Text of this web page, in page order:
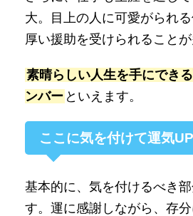
大。目上の人に可愛がられ
厚い援助を受けられることが
素晴らしい人生を手にでき
ンバー といえます。
ここに気を付けて運気UP
基本的に、気を付けるべき
す。運に感謝しながら、存